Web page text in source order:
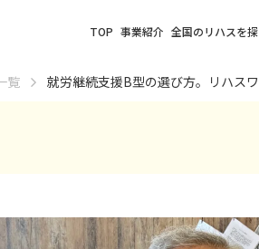
覧 就労継続支援B型の選び方。リハス
TOP 事業紹介 全国のリハスを
東北エリア
四国・九州エリア